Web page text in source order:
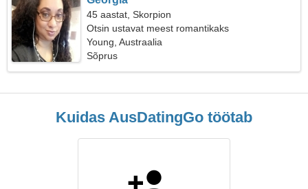
45 aastat, Skorpion
Otsin ustavat meest romantikaks
Young, Austraalia
Sõprus
Kuidas AusDatingGo töötab